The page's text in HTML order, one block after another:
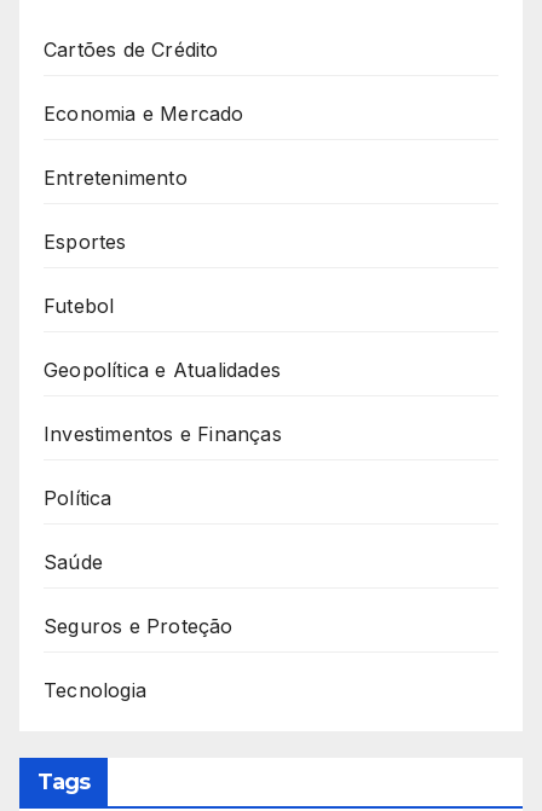
Cartões de Crédito
Economia e Mercado
Entretenimento
Esportes
Futebol
Geopolítica e Atualidades
Investimentos e Finanças
Política
Saúde
Seguros e Proteção
Tecnologia
Tags